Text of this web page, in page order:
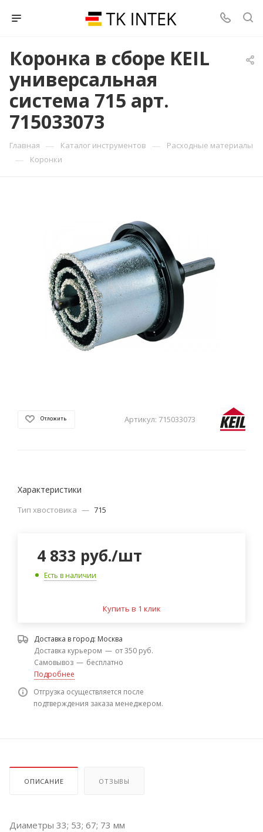
Коронка в сборе KEIL
универсальная
система 715 арт.
715033073
Главная — Каталог инструментов — Расходные материалы
— Коронки
Отложить Артикул: 715033073
Характеристики
Тип хвостовика — 715
4 833 руб./шт
Есть в наличии
Купить в 1 клик
Доставка в город: Москва
Доставка курьером — от 350 руб.
Самовывоз — бесплатно
Подробнее
Отгрузка осуществляется после
подтверждения заказа менеджером.
ОПИСАНИЕ ОТЗЫВЫ
Диаметры 33; 53; 67; 73 мм